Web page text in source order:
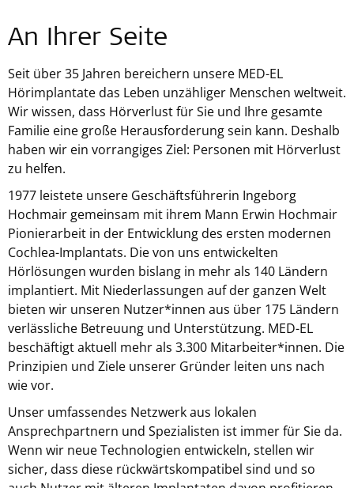
An Ihrer Seite
Seit über 35 Jahren bereichern unsere MED-EL
Hörimplantate das Leben unzähliger Menschen weltweit.
Wir wissen, dass Hörverlust für Sie und Ihre gesamte
Familie eine große Herausforderung sein kann. Deshalb
haben wir ein vorrangiges Ziel: Personen mit Hörverlust
zu helfen.
1977 leistete unsere Geschäftsführerin Ingeborg
Hochmair gemeinsam mit ihrem Mann Erwin Hochmair
Pionierarbeit in der Entwicklung des ersten modernen
Cochlea-Implantats. Die von uns entwickelten
Hörlösungen wurden bislang in mehr als 140 Ländern
implantiert. Mit Niederlassungen auf der ganzen Welt
bieten wir unseren Nutzer*innen aus über 175 Ländern
verlässliche Betreuung und Unterstützung. MED-EL
beschäftigt aktuell mehr als 3.300 Mitarbeiter*innen. Die
Prinzipien und Ziele unserer Gründer leiten uns nach
wie vor.
Unser umfassendes Netzwerk aus lokalen
Ansprechpartnern und Spezialisten ist immer für Sie da.
Wenn wir neue Technologien entwickeln, stellen wir
sicher, dass diese rückwärtskompatibel sind und so